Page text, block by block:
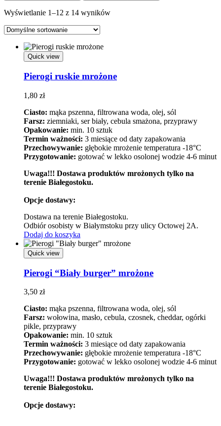
Wyświetlanie 1–12 z 14 wyników
Quick view
Pierogi ruskie mrożone
1,80 zł
Ciasto: mąka pszenna, filtrowana woda, olej, sól
Farsz: ziemniaki, ser biały, cebula smażona, przyprawy
Opakowanie: min. 10 sztuk
Termin ważności: 3 miesiące od daty zapakowania
Przechowywanie: głębokie mrożenie temperatura -18°C
Przygotowanie: gotować w lekko osolonej wodzie 4-6 minut
Uwaga!!! Dostawa produktów mrożonych tylko na
terenie Białegostoku.
Opcje dostawy:
Dostawa na terenie Białegostoku.
Odbiór osobisty w Białymstoku przy ulicy Octowej 2A.
Dodaj do koszyka
Quick view
Pierogi “Biały burger” mrożone
3,50 zł
Ciasto: mąka pszenna, filtrowana woda, olej, sól
Farsz: wołowina, masło, cebula, czosnek, cheddar, ogórki
pikle, przyprawy
Opakowanie: min. 10 sztuk
Termin ważności: 3 miesiące od daty zapakowania
Przechowywanie: głębokie mrożenie temperatura -18°C
Przygotowanie: gotować w lekko osolonej wodzie 4-6 minut
Uwaga!!! Dostawa produktów mrożonych tylko na
terenie Białegostoku.
Opcje dostawy: